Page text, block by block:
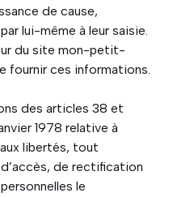
de cause,
lui-même à leur saisie.
du site mon-petit-
fournir ces informations.
des articles 38 et
1978 relative à
libertés, tout
de rectification
le